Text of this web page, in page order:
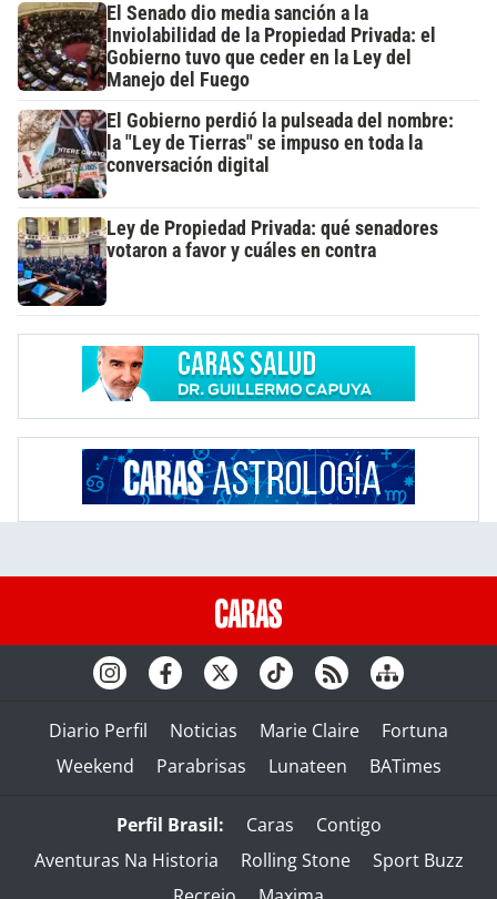
El Senado dio media sanción a la
Inviolabilidad de la Propiedad Privada: el
Gobierno tuvo que ceder en la Ley del
Manejo del Fuego
El Gobierno perdió la pulseada del nombre:
la "Ley de Tierras" se impuso en toda la
conversación digital
Ley de Propiedad Privada: qué senadores
votaron a favor y cuáles en contra
Diario Perfil Noticias Marie Claire
Fortuna
Weekend
Parabrisas Lunateen BATimes
Perfil Brasil: Caras
Contigo
Aventuras Na Historia
Rolling Stone
Sport Buzz